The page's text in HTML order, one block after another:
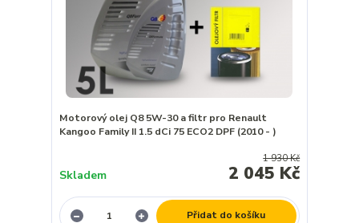
Motorový olej Q8 5W-30 a filtr pro Renault
Kangoo Family II 1.5 dCi 75 ECO2 DPF (2010 - )
1 930 Kč
2 045 Kč
Skladem
Přidat do košíku